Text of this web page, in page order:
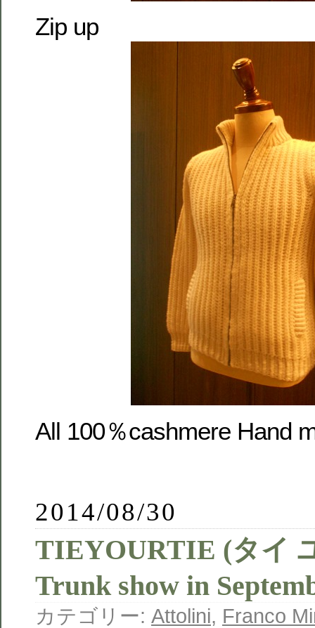
Zip up
All 100％cashmere Hand
2014/08/30
TIEYOURTIE (タイ
Trunk show in
カテゴリー: Attolini, Franco